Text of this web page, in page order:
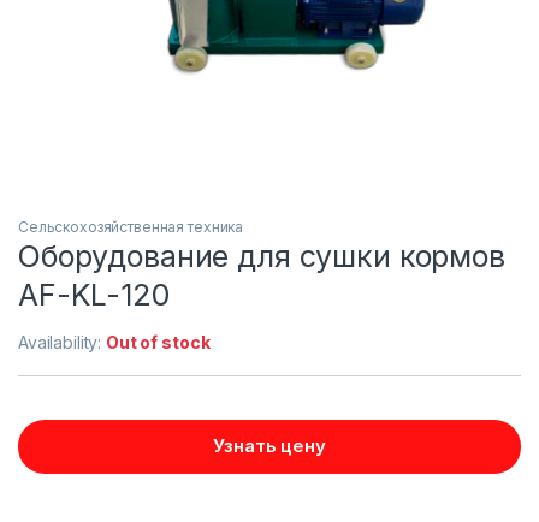
Сельскохозяйственная техника
Оборудование для сушки кормов
AF-KL-120
Availability: Out of stock
Узнать цену